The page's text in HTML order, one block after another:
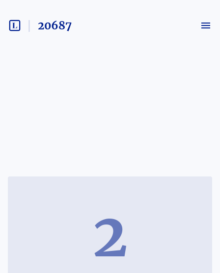
20687
2